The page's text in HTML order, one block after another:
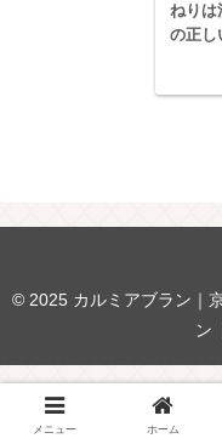
ねりは
の正し
© 2025 カルミアブラン｜
ン
メニュー ホーム